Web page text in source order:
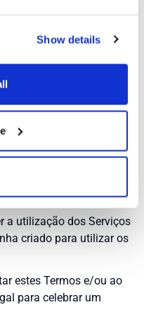
Show details
exclusivo critério,
estes Termos em
dos Serviços por
informado e a
os termos novos
imediatamente após a
utilização dos
a utilização dos Serviços
criado para utilizar os
estes Termos e/ou ao
para celebrar um